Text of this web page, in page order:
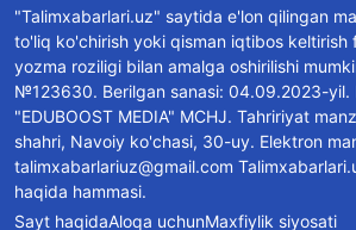
"Talimxabarlari.uz" saytida e'lon qilingan
to'liq ko'chirish yoki qisman iqtibos keltirish
yozma roziligi bilan amalga oshirilishi
№123630. Berilgan sanasi: 04.09.2023-yil.
"EDUBOOST MEDIA" MCHJ. Tahririyat
shahri, Navoiy ko'chasi, 30-uy. Elektron
talimxabarlariuz@gmail.com
haqida hammasi.
Sayt haqidaAloqa uchunMaxfiylik siyosati